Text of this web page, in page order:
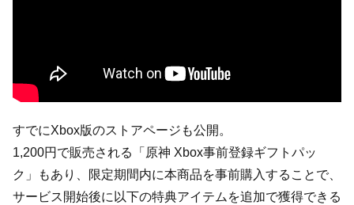
すでにXbox版のストアページも公開。
1,200円で販売される「原神 Xbox事前登録ギフトパッ
ク」もあり、限定期間内に本商品を事前購入することで、
サービス開始後に以下の特典アイテムを追加で獲得できる